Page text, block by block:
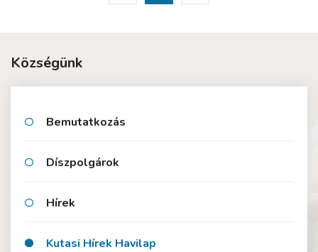
Községünk
Bemutatkozás
Díszpolgárok
Hírek
Kutasi Hírek Havilap